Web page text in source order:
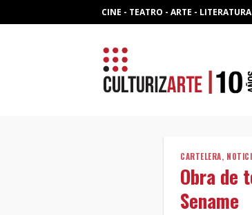
to
CINE - TEATRO - ARTE - LITERATURA
CARTELERA,
Obra de
Sename